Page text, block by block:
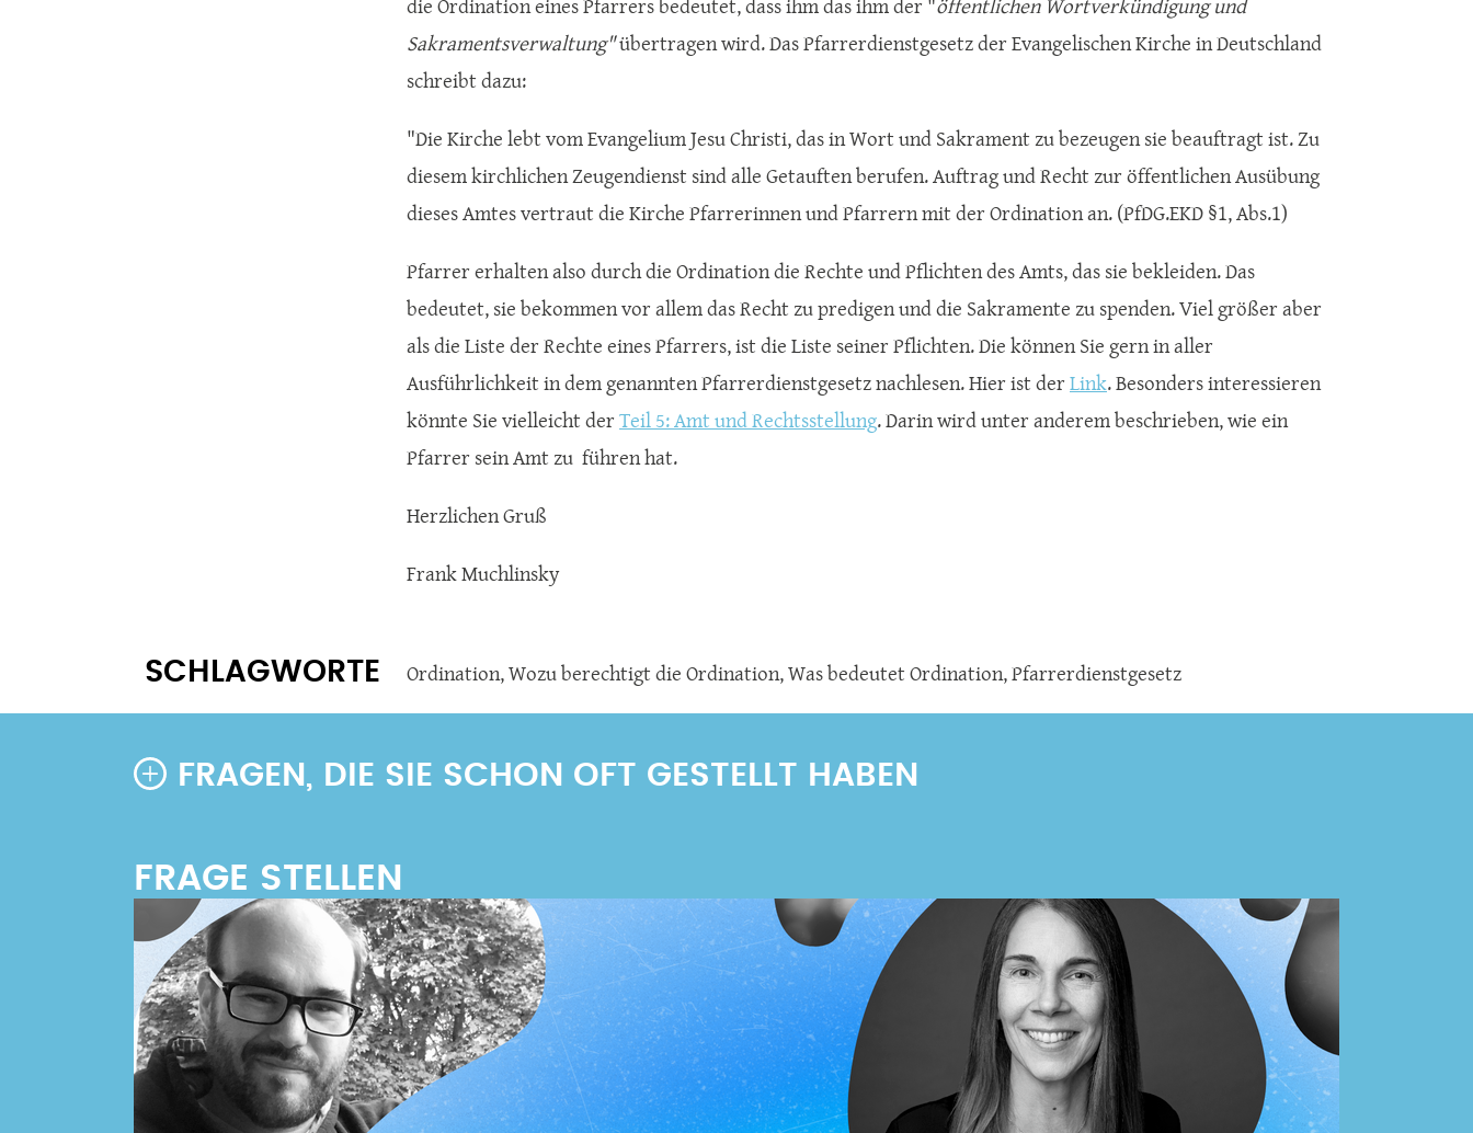
die Ordination eines Pfarrers bedeutet, dass ihm das ihm der "öffentlichen Wortverkündigung und
Sakramentsverwaltung"übertragen wird. Das Pfarrerdienstgesetz der Evangelischen Kirche in Deutschland
schreibt dazu:
"Die Kirche lebt vom Evangelium Jesu Christi, das in Wort und Sakrament zu bezeugen sie beauftragt ist. Zu
diesem kirchlichen Zeugendienst sind alle Getauften berufen. Auftrag und Recht zur öffentlichen Ausübung
dieses Amtes vertraut die Kirche Pfarrerinnen und Pfarrern mit der Ordination an. (PfDG.EKD §1, Abs.1)
Pfarrer erhalten also durch die Ordination die Rechte und Pflichten des Amts, das sie bekleiden. Das
bedeutet, sie bekommen vor allem das Recht zu predigen und die Sakramente zu spenden. Viel größer aber
als die Liste der Rechte eines Pfarrers, ist die Liste seiner Pflichten. Die können Sie gern in aller
Ausführlichkeit in dem genannten Pfarrerdienstgesetz nachlesen. Hier ist derLink. Besonders interessieren
könnte Sie vielleicht derTeil 5: Amt und Rechtsstellung. Darin wird unter anderem beschrieben, wie ein
Pfarrer sein Amt zu führen hat.
Herzlichen Gruß
Frank Muchlinsky
SCHLAGWORTE Ordination,Wozu berechtigt die Ordination,Was bedeutet Ordination,Pfarrerdienstgesetz
FRAGEN, DIE SIE SCHON OFT GESTELLT HABEN